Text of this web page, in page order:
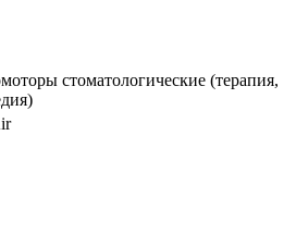
стоматологические (терапия,